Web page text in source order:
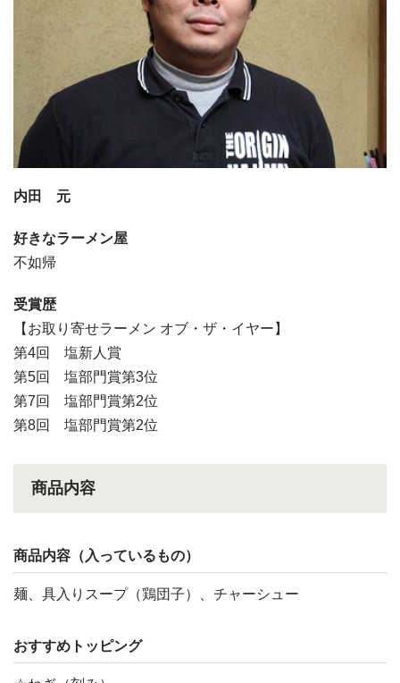
内田 元
好きなラーメン屋
不如帰
受賞歴
【お取り寄せラーメン オブ・ザ・イヤー】
第4回 塩新人賞
第5回 塩部門賞第3位
第7回 塩部門賞第2位
第8回 塩部門賞第2位
商品内容
商品内容（入っているもの）
麺、具入りスープ（鶏団子）、チャーシュー
おすすめトッピング